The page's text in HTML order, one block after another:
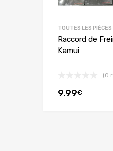
Choix des options
TOUTES LES
Raccord de
Kamui
(0
9.99€